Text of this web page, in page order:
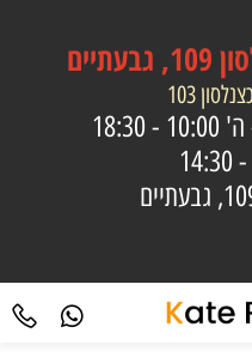
103
ה' 10:00 - 18:30